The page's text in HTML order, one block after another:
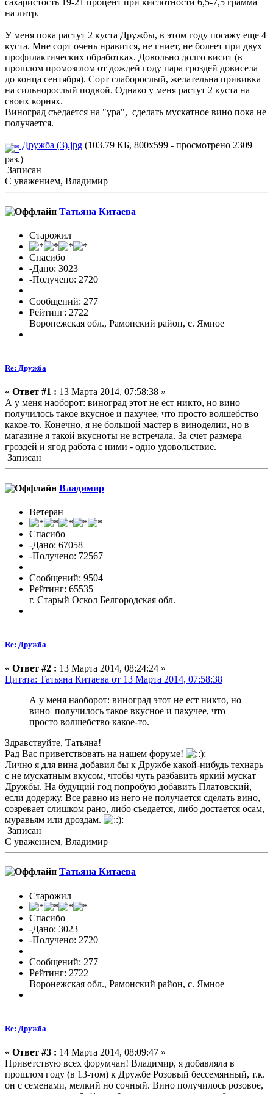
сахаристость 19-21 процент при кислотности 6,5-7,5 грамма
на литр.
У меня пока растут 2 куста Дружбы, в этом году посажу еще 4
куста. Мне сорт очень нравится, не гниет, не болеет при двух
профилактических обработках. Довольно долго висит (в
прошлом промозглом от дождей году пара гроздей довисела
до конца сентября). Сорт слаборослый, желательна прививка
на сильнорослый подвой. Однако у меня растут 2 куста на
своих корнях.
Виноград съедается на "ура", сделать мускатное вино пока не
получается.
Дружба (3).jpg (103.79 КБ, 800x599 - просмотрено 2309
раз.)
Записан
С уважением, Владимир
Татьяна Китаева
Старожил
Спасибо
-Дано: 3023
-Получено: 2720
Сообщений: 277
Рейтинг: 2722
Воронежская обл., Рамонский район, с. Ямное
Re: Дружба
« Ответ #1 : 13 Марта 2014, 07:58:38 »
А у меня наоборот: виноград этот не ест никто, но вино
получилось такое вкусное и пахучее, что просто волшебство
какое-то. Конечно, я не большой мастер в виноделии, но в
магазине я такой вкусноты не встречала. За счет размера
гроздей и ягод работа с ними - одно удовольствие.
Записан
Владимиp
Ветеран
Спасибо
-Дано: 67058
-Получено: 72567
Сообщений: 9504
Рейтинг: 65535
г. Старый Оскол Белгородская обл.
Re: Дружба
« Ответ #2 : 13 Марта 2014, 08:24:24 »
Цитата: Татьяна Китаева от 13 Марта 2014, 07:58:38
А у меня наоборот: виноград этот не ест никто, но
вино получилось такое вкусное и пахучее, что
просто волшебство какое-то.
Здравствуйте, Татьяна!
Рад Вас приветствовать на нашем форуме!
Лично я для вина добавил бы к Дружбе какой-нибудь технарь
с не мускатным вкусом, чтобы чуть разбавить яркий мускат
Дружбы. На будущий год попробую добавить Платовский,
если додержу. Все равно из него не получается сделать вино,
созревает слишком рано, либо съедается, либо достается осам,
муравьям или дроздам.
Записан
С уважением, Владимир
Татьяна Китаева
Старожил
Спасибо
-Дано: 3023
-Получено: 2720
Сообщений: 277
Рейтинг: 2722
Воронежская обл., Рамонский район, с. Ямное
Re: Дружба
« Ответ #3 : 14 Марта 2014, 08:09:47 »
Приветствую всех форумчан! Владимир, я добавляла в
прошлом году (в 13-том) к Дружбе Розовый бессемянный, т.к.
он с семенами, мелкий но сочный. Вино получилось розовое,